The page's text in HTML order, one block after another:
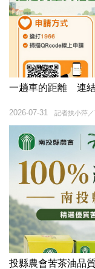
一趟車的距離 連
記者扶小萍
2026-07-31
投縣農會苦茶油品